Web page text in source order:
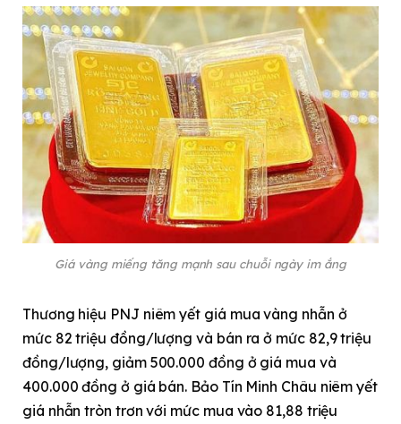
Giá vàng miếng tăng mạnh sau chuỗi ngày im ắng
Thương hiệu PNJ niêm yết giá mua vàng nhẫn ở
mức 82 triệu đồng/lượng và bán ra ở mức 82,9 triệu
đồng/lượng, giảm 500.000 đồng ở giá mua và
400.000 đồng ở giá bán. Bảo Tín Minh Châu niêm yết
giá nhẫn tròn trơn với mức mua vào 81,88 triệu